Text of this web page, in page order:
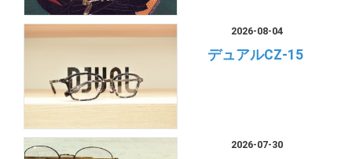
2026-08-04
デュアルCZ-15
2026-07-30